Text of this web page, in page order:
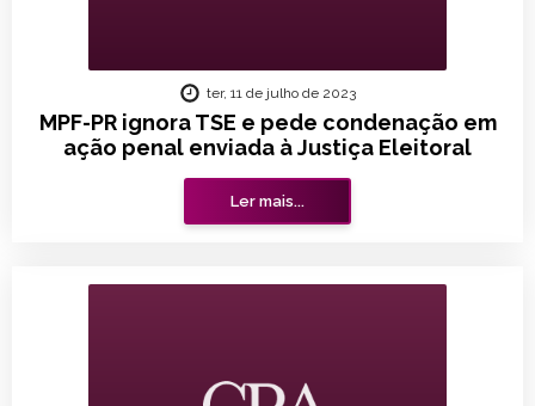
MPF-PR ignora TSE e pede condenação em
ação penal enviada à Justiça Eleitoral
ter, 11 de julho de 2023
Ler mais...